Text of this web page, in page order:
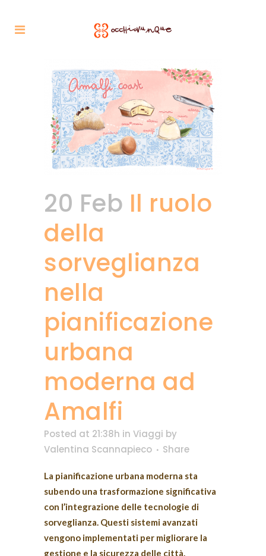
20 Feb Il ruolo
della
sorveglianza
nella
pianificazione
urbana
moderna ad
Amalfi
Posted at 21:38h in Viaggi by
Valentina Scannapieco
Share
La pianificazione urbana moderna sta
subendo una trasformazione significativa
con l’integrazione delle tecnologie di
sorveglianza. Questi sistemi avanzati
vengono implementati per migliorare la
gestione e la sicurezza delle città.